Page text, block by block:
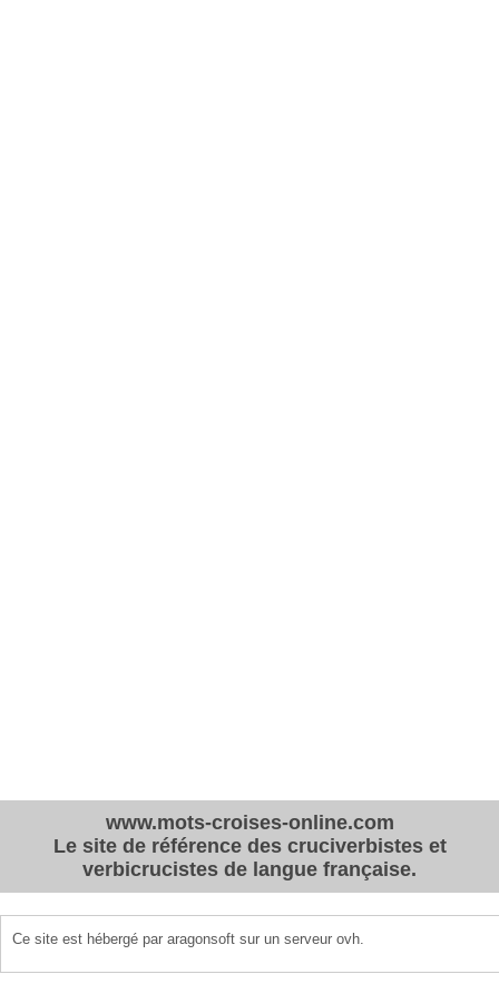
www.mots-croises-online.com
Le site de référence des cruciverbistes et
verbicrucistes de langue française.